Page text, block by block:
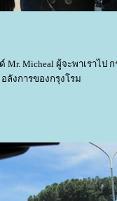
Micheal ผู้จะพาเราไป
อลังการของกรุงโรม